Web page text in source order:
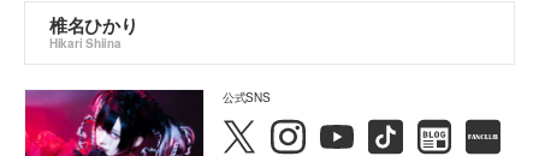
椎名ひかり
Hikari Shiina
公式SNS